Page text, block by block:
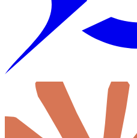
Tout
Sites web sur mesure
Audit de Cybersécurité
Réalisations